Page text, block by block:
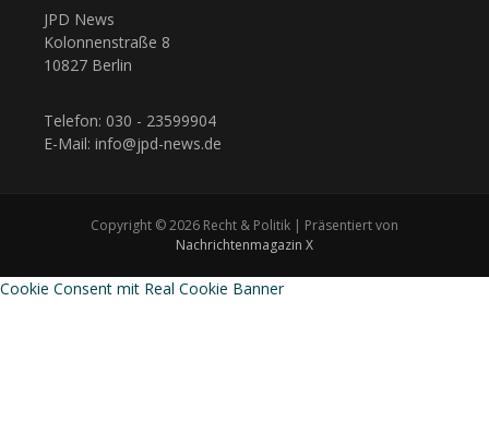
JPD News
Kolonnenstraße 8
10827 Berlin
Telefon: 030 - 23599904
E-Mail: info@jpd-news.de
Copyright © 2026 Recht & Politik | Präsentiert von
Nachrichtenmagazin X
Cookie Consent mit Real Cookie Banner